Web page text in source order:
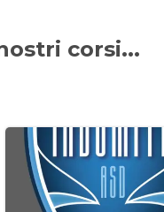
corsi...